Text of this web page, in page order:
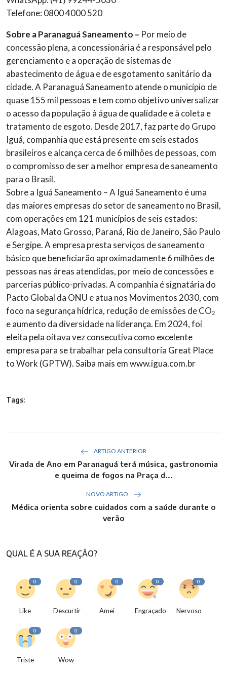
Telefone: 0800 4000 520
Sobre a Paranaguá Saneamento – Por meio de
concessão plena, a concessionária é a responsável pelo
gerenciamento e a operação de sistemas de
abastecimento de água e de esgotamento sanitário da
cidade. A Paranaguá Saneamento atende o município de
quase 155 mil pessoas e tem como objetivo universalizar
o acesso da população à água de qualidade e à coleta e
tratamento de esgoto. Desde 2017, faz parte do Grupo
Iguá, companhia que está presente em seis estados
brasileiros e alcança cerca de 6 milhões de pessoas, com
o compromisso de ser a melhor empresa de saneamento
para o Brasil.
Sobre a Iguá Saneamento – A Iguá Saneamento é uma
das maiores empresas do setor de saneamento no Brasil,
com operações em 121 municípios de seis estados:
Alagoas, Mato Grosso, Paraná, Rio de Janeiro, São Paulo
e Sergipe. A empresa presta serviços de saneamento
básico que beneficiarão aproximadamente 6 milhões de
pessoas nas áreas atendidas, por meio de concessões e
parcerias público-privadas. A companhia é signatária do
Pacto Global da ONU e atua nos Movimentos 2030, com
foco na segurança hídrica, redução de emissões de CO₂
e aumento da diversidade na liderança. Em 2024, foi
eleita pela oitava vez consecutiva como excelente
empresa para se trabalhar pela consultoria Great Place
to Work (GPTW). Saiba mais em www.igua.com.br
Tags:
ARTIGO ANTERIOR
Virada de Ano em Paranaguá terá música, gastronomia
e queima de fogos na Praça d...
NOVO ARTIGO
Médica orienta sobre cuidados com a saúde durante o
verão
QUAL É A SUA REAÇÃO?
0
Like
0
Descurtir
0
Amei
0
Engraçado
0
Nervoso
0
Triste
0
Wow